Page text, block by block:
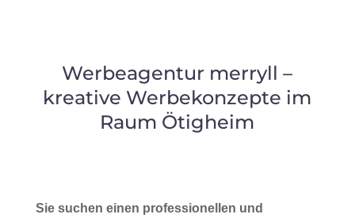
Werbeagentur merryll –
kreative Werbekonzepte im
Raum Ötigheim
Sie suchen einen professionellen und